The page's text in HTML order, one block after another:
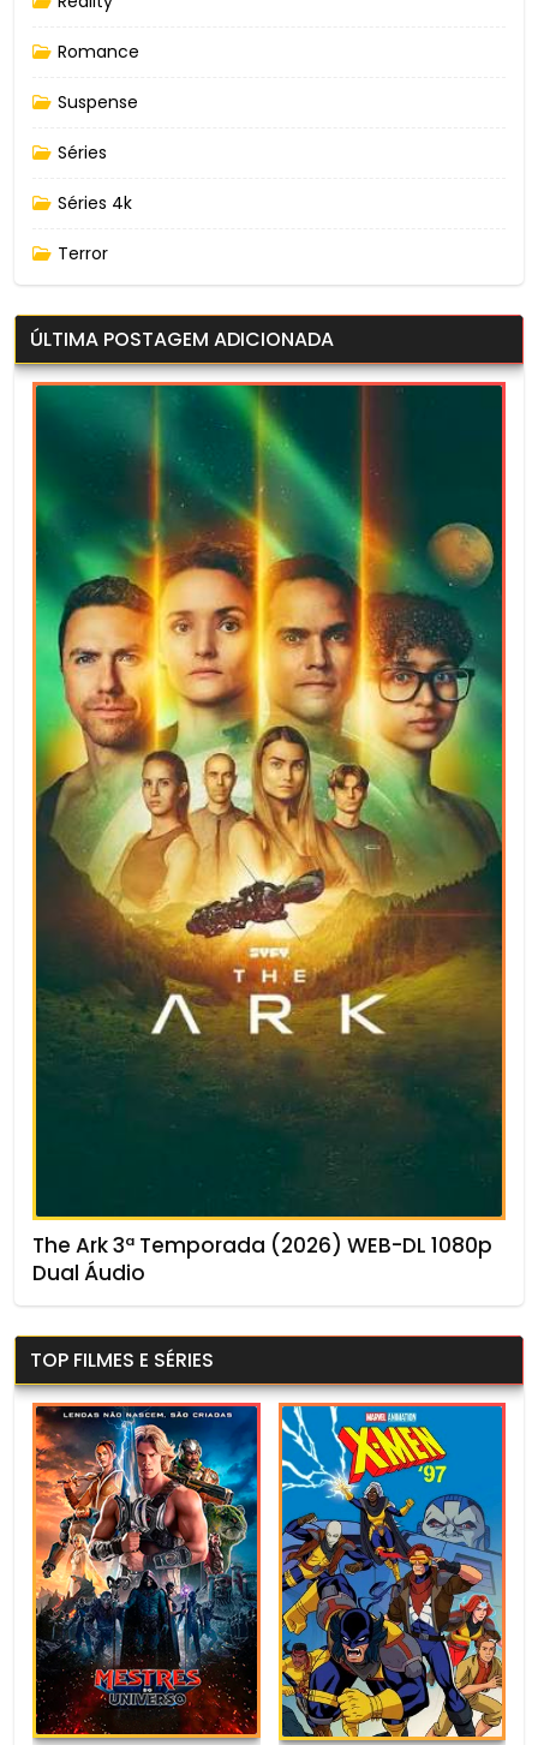
Romance
Suspense
Séries
Séries 4k
Terror
ÚLTIMA POSTAGEM ADICIONADA
The Ark 3ª Temporada (2026) WEB-DL 1080p
Dual Áudio
TOP FILMES E SÉRIES